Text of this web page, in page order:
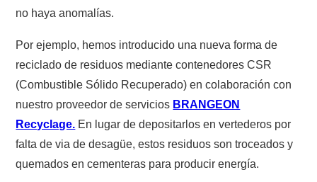
no haya anomalías.
Por ejemplo, hemos introducido una nueva forma de
reciclado de residuos mediante contenedores CSR
(Combustible Sólido Recuperado) en colaboración con
nuestro proveedor de servicios BRANGEON
Recyclage. En lugar de depositarlos en vertederos por
falta de via de desagüe, estos residuos son troceados y
quemados en cementeras para producir energía.